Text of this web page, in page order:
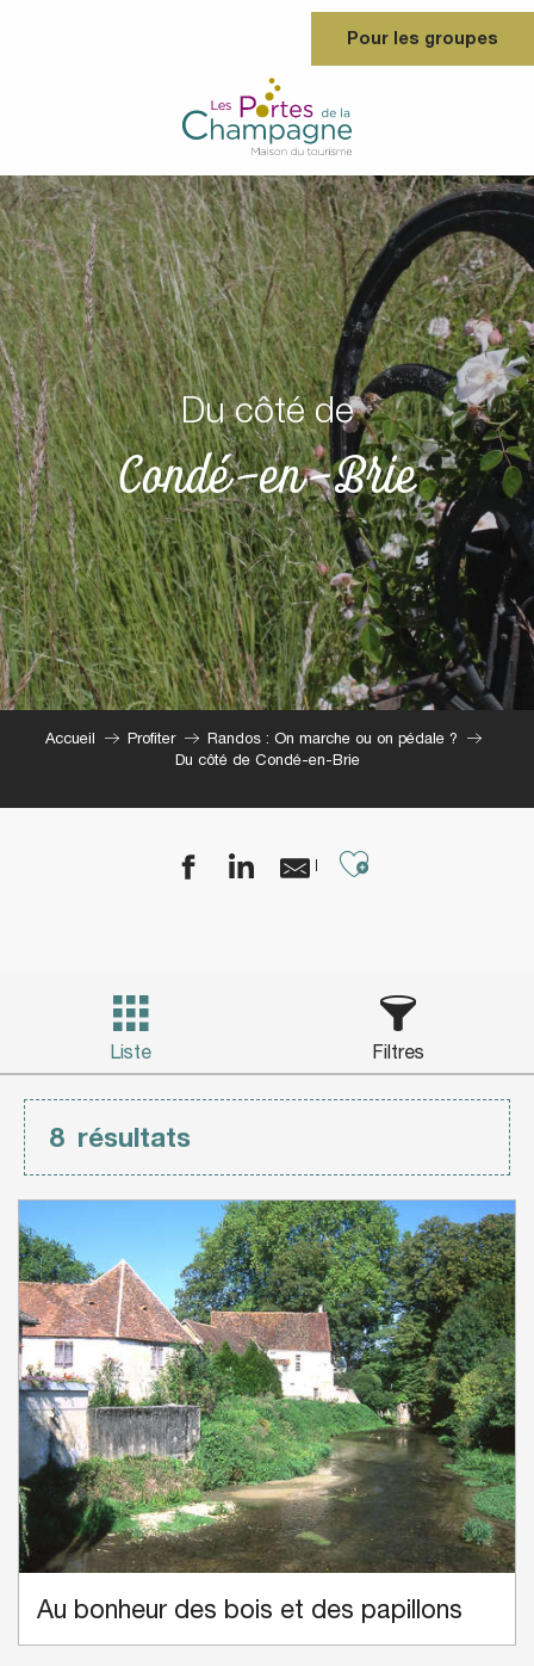
Pour les groupes
Du côté de
Condé-en-Brie
Accueil Profiter
Randos : On marche ou on pédale ?
Du côté de Condé-en-Brie
Ajouter
Liste Filtres
8 résultats
Au bonheur des bois et des papillons